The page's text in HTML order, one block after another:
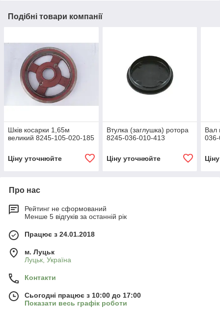
Подібні товари компанії
Шків косарки 1,65м
великий 8245-105-020-185
Ціну уточнюйте
Втулка (заглушка) ротора
8245-036-010-413
Ціну уточнюйте
Вал
Про нас
Рейтинг не сформований
Менше 5 відгуків за останній рік
Працює з 24.01.2018
м. Луцьк
Луцьк, Україна
Контакти
Сьогодні працює з 10:00 до 17:00
Показати весь графік роботи